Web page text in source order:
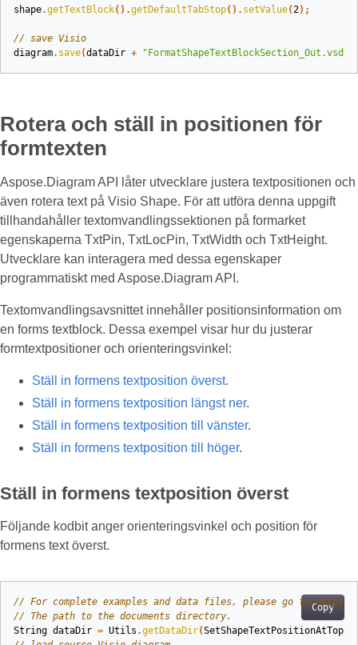
shape.getTextBlock().getDefaultTabStop(). setValue(2);
// save Visio
diagram. save(dataDir + "FormatShapeTextBlockSection_Out.vsdx"
Rotera och ställ in positionen för
formtexten
Aspose.Diagram API låter utvecklare justera textpositionen och
även rotera text på Visio Shape. För att utföra denna uppgift
tillhandahåller textomvandlingssektionen på formarket
egenskaperna TxtPin, TxtLocPin, TxtWidth och TxtHeight.
Utvecklare kan interagera med dessa egenskaper
programmatiskt med Aspose.Diagram API.
Textomvandlingsavsnittet innehåller positionsinformation om
en forms textblock. Dessa exempel visar hur du justerar
formtextpositioner och orienteringsvinkel:
Ställ in formens textposition överst.
Ställ in formens textposition längst ner.
Ställ in formens textposition till vänster.
Ställ in formens textposition till höger.
Ställ in formens textposition överst
Följande kodbit anger orienteringsvinkel och position för
formens text överst.
Copy
// For complete examples and data files, please go to https://
// The path to the documents directory.
String dataDir = Utils .getDataDir(SetShapeTextPositionAtTop